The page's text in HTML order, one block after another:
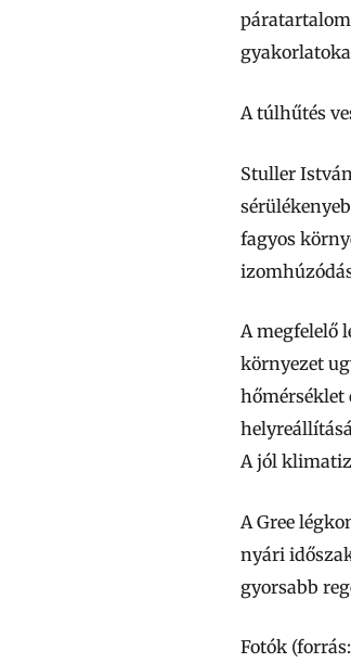
A túlhűtés
Stuller
fagyos
A megfelelő
környezet
hőmérséklet
A jól
A Gree
nyári
gyorsabb
Fotók